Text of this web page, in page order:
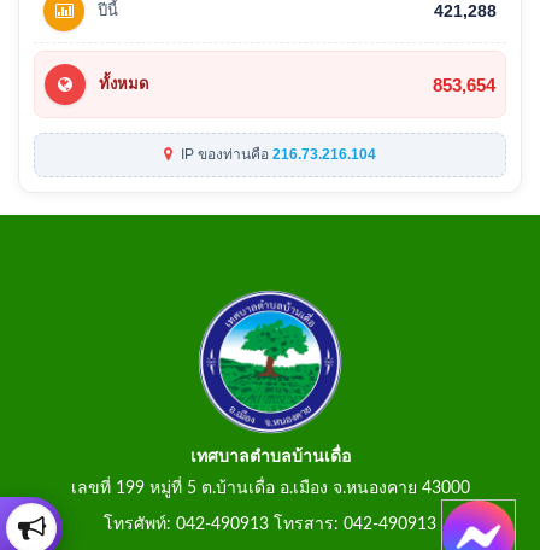
ปีนี้ 421,288
ทั้งหมด 853,654
IP ของท่านคือ 216.73.216.104
เทศบาลตำบลบ้านเดื่อ
เลขที่ 199 หมู่ที่ 5 ต.บ้านเดื่อ อ.เมือง จ.หนองคาย 43000
โทรศัพท์: 042-490913 โทรสาร: 042-490913